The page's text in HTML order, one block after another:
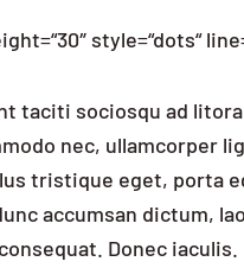
style=“dots“
taciti sociosqu ad
nec, ullamcorper
tristique eget, porta
accumsan dictum,
Donec